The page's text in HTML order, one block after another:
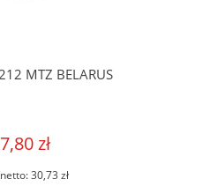
MTZ BELARUS
zł
30,73 zł